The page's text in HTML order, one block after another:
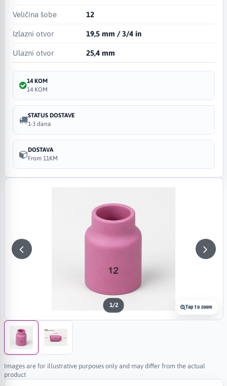
Tap to zoom
1/2
Images are for illustrative purposes only and may differ from the actual
product
Veličina šobe 12
Izlazni otvor 19,5 mm / 3/4 in
Ulazni otvor 25,4 mm
14 KOM
14 KOM
STATUS DOSTAVE
1-3 dana
DOSTAVA
From 11KM